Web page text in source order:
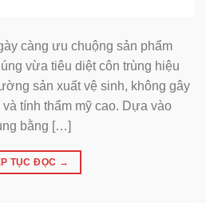
càng ưu chuộng sản phẩm
vừa tiêu diệt côn trùng hiệu
sản xuất vệ sinh, không gây
tính thẩm mỹ cao. Dựa vào
bằng […]
TỤC ĐỌC →